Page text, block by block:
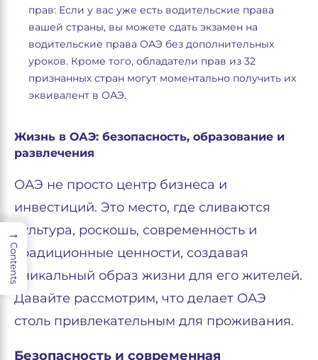
прав: Если у вас уже есть водительские права
вашей страны, вы можете сдать экзамен на
водительские права ОАЭ без дополнительных
уроков. Кроме того, обладатели прав из 32
признанных стран могут моментально получить их
эквивалент в ОАЭ.
Жизнь в ОАЭ: безопасность, образование и
развлечения
ОАЭ не просто центр бизнеса и
инвестиций. Это место, где сливаются
культура, роскошь, современность и
традиционные ценности, создавая
уникальный образ жизни для его жителей.
Давайте рассмотрим, что делает ОАЭ
столь привлекательным для проживания.
Безопасность и современная
→
Contents